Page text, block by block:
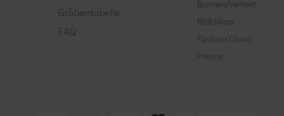
Größentabelle
FAQ
Barrierefreiheit
B2B Shop
Fashion Cloud
Presse